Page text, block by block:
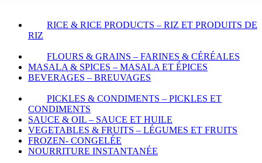
RICE & RICE PRODUCTS – RIZ ET PRODUITS DE
RIZ
FLOURS & GRAINS – FARINES & CÉRÉALES
MASALA & SPICES – MASALA ET ÉPICES
BEVERAGES – BREUVAGES
PICKLES & CONDIMENTS – PICKLES ET
CONDIMENTS
SAUCE & OIL – SAUCE ET HUILE
VEGETABLES & FRUITS – LÉGUMES ET FRUITS
FROZEN- CONGELÉE
NOURRITURE INSTANTANÉE